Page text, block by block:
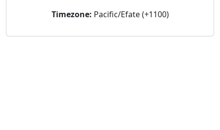
Timezone: Pacific/Efate (+1100)